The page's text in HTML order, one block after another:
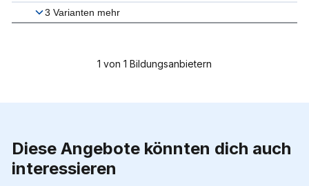
3 Varianten mehr
1 von 1 Bildungsanbietern
Diese Angebote könnten dich auch
interessieren